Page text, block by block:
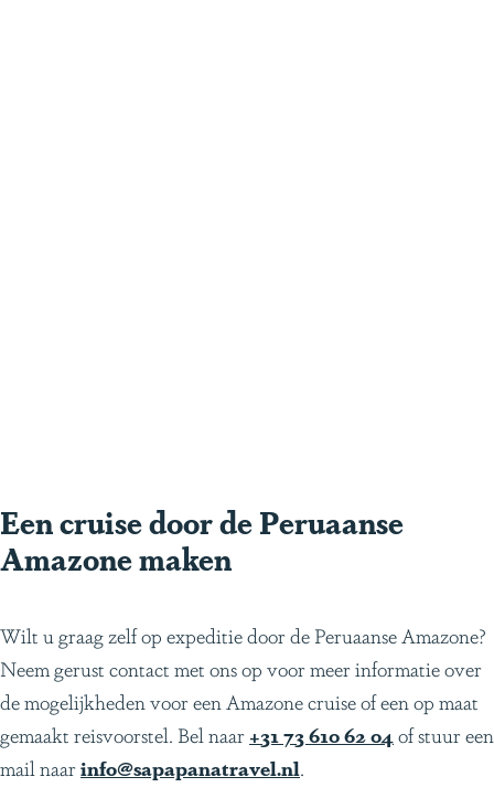
Een cruise door de Peruaanse
Amazone maken
Wilt u graag zelf op expeditie door de Peruaanse Amazone?
Neem gerust contact met ons op voor meer informatie over
de mogelijkheden voor een Amazone cruise of een op maat
gemaakt reisvoorstel. Bel naar+31 73 610 62 04of stuur een
mail naarinfo@sapapanatravel.nl.